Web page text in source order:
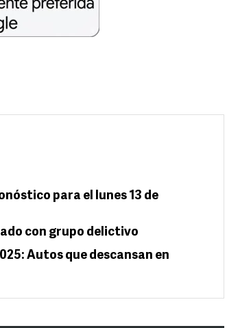
para el lunes 13 de
con grupo delictivo
Autos que descansan en